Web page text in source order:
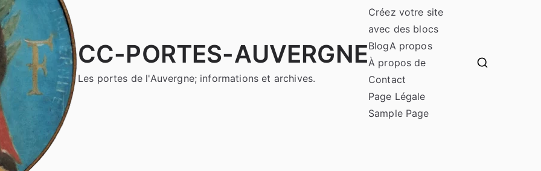
CC-PORTES-AUVERGNE
Les portes de l'Auvergne; informations et archives.
Créez votre site
avec des blocs
BlogA propos
À propos de
Contact
Page Légale
Sample Page